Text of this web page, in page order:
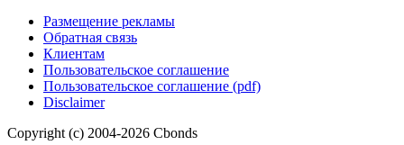
Размещение рекламы
Обратная связь
Клиентам
Пользовательское соглашение
Пользовательское соглашение (pdf)
Disclaimer
Copyright (c) 2004-2026 Cbonds